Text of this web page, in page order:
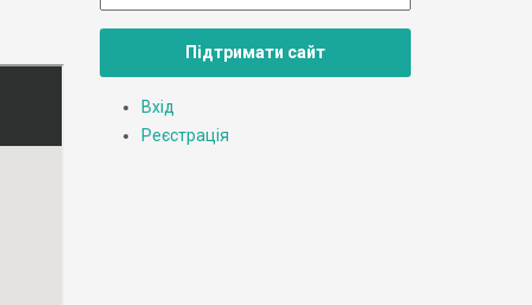
Підтримати сайт
Вхід
Реєстрація